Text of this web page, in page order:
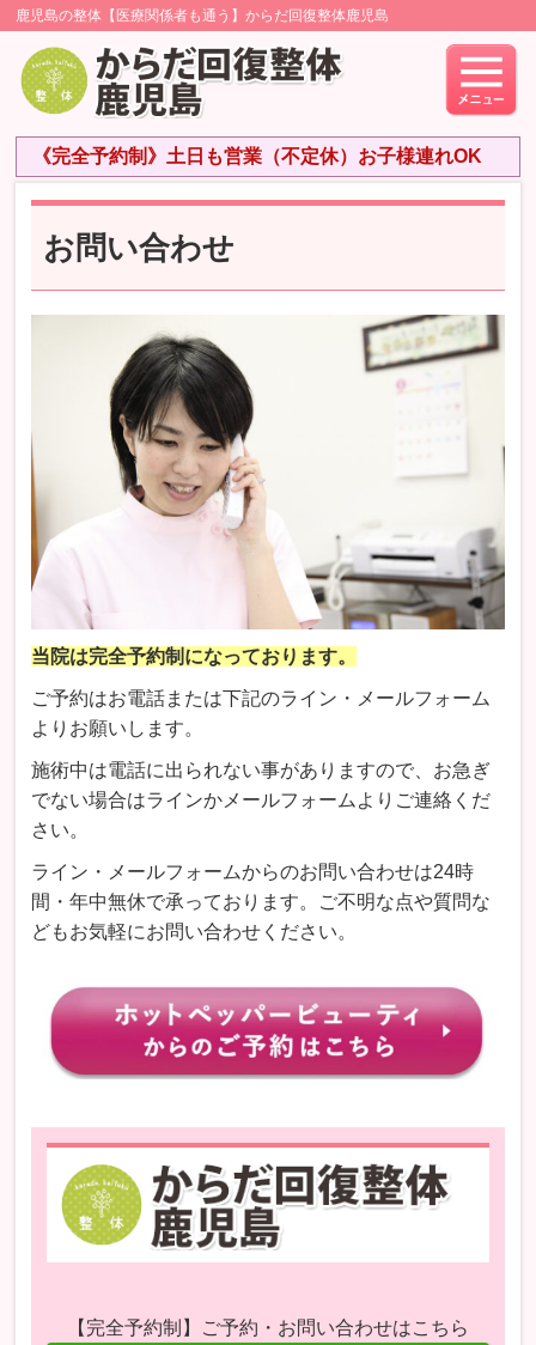
鹿児島の整体【医療関係者も通う】からだ回復整体鹿児島
《完全予約制》土日も営業（不定休）お子様連れOK
お問い合わせ
当院は完全予約制になっております。
ご予約はお電話または下記のライン・メールフォーム
よりお願いします。
施術中は電話に出られない事がありますので、お急ぎ
でない場合はラインかメールフォームよりご連絡くだ
さい。
ライン・メールフォームからのお問い合わせは24時
間・年中無休で承っております。ご不明な点や質問な
どもお気軽にお問い合わせください。
【完全予約制】ご予約・お問い合わせはこちら